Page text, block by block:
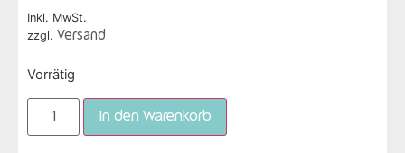
Inkl. MwSt.
zzgl. Versand
Vorrätig
In den Warenkorb